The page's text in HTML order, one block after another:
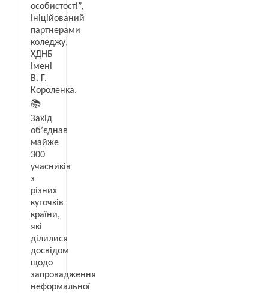
особистості”,
ініційований
партнерами
коледжу,
ХДНБ
імені
В. Г.
Короленка.
📚
Захід
об’єднав
майже
300
учасників
з
різних
куточків
країни,
які
ділилися
досвідом
щодо
запровадження
неформальної